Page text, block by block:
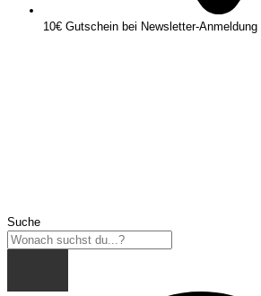
10€ Gutschein bei Newsletter-Anmeldung
Suche